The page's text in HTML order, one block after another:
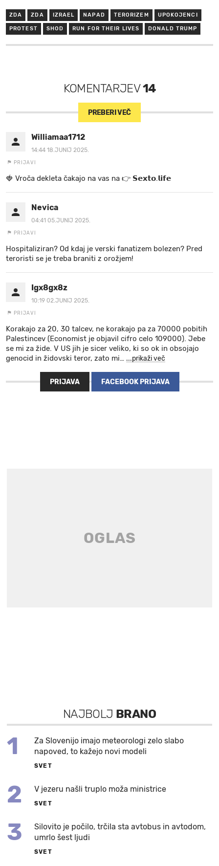
ZDA ZDA IZRAEL NAPAD TERORIZEM UPOKOJENCI
PROTEST SHOD RUN FOR THEIR LIVES DONALD TRUMP
KOMENTARJEV14
PREBERI VEČ
Williamaa1712
14:44 18.JUNIJ 2025.
PRIJAVI
🍓 V r o č a d e k l e t a ča k a jo na va s n a 👉 𝗦𝗲𝘅𝘁𝗼.𝗹𝗶𝗳𝗲
Nevica
04:41 05.JUNIJ 2025.
PRIJAVI
Hospitaliziran? Od kdaj je verski fanatizem bolezen? Pred
teroristi se je treba braniti z orožjem!
Igx8gx8z
10:19 02.JUNIJ 2025.
PRIJAVI
Korakajo za 20, 30 talcev, ne korakajo pa za 70000 pobitih
Palestincev (Economist je objavil cifro celo 109000). Jebe
se mi za žide. V US jih je sicer veliko, ki so ok in obsojajo
genocid in židovski teror, zato mi… ...prikaži več
PRIJAVA FACEBOOK PRIJAVA
NAJBOLJ BRANO
1
Za Slovenijo imajo meteorologi zelo slabo
napoved, to kažejo novi modeli
SVET
2 V jezeru našli truplo moža ministrice
SVET
3
Silovito je počilo, trčila sta avtobus in avtodom,
umrlo šest ljudi
SVET